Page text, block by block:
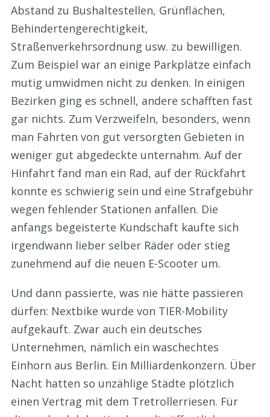
Abstand zu Bushaltestellen, Grünflächen,
Behindertengerechtigkeit,
Straßenverkehrsordnung usw. zu bewilligen.
Zum Beispiel war an einige Parkplätze einfach
mutig umwidmen nicht zu denken. In einigen
Bezirken ging es schnell, andere schafften fast
gar nichts. Zum Verzweifeln, besonders, wenn
man Fahrten von gut versorgten Gebieten in
weniger gut abgedeckte unternahm. Auf der
Hinfahrt fand man ein Rad, auf der Rückfahrt
konnte es schwierig sein und eine Strafgebühr
wegen fehlender Stationen anfallen. Die
anfangs begeisterte Kundschaft kaufte sich
irgendwann lieber selber Räder oder stieg
zunehmend auf die neuen E-Scooter um.
Und dann passierte, was nie hätte passieren
dürfen: Nextbike wurde von TIER-Mobility
aufgekauft. Zwar auch ein deutsches
Unternehmen, nämlich ein waschechtes
Einhorn aus Berlin. Ein Milliardenkonzern. Über
Nacht hatten so unzählige Städte plötzlich
einen Vertrag mit dem Tretrollerriesen. Für